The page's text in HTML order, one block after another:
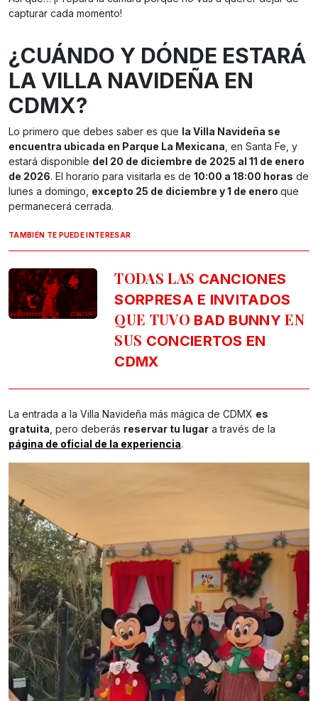
capturar cada momento!
¿CUÁNDO Y DÓNDE ESTARÁ
LA VILLA NAVIDEÑA EN
CDMX?
Lo primero que debes saber es que la Villa Navideña se
encuentra ubicada en Parque La Mexicana, en Santa Fe, y
estará disponible del 20 de diciembre de 2025 al 11 de enero
de 2026. El horario para visitarla es de 10:00 a 18:00 horas de
lunes a domingo, excepto 25 de diciembre y 1 de enero que
permanecerá cerrada.
TAMBIÉN TE PUEDE INTERESAR
TODAS LAS CANCIONES
SORPRESA E INVITADOS
QUE TUVO BAD BUNNY EN
SUS CONCIERTOS EN
CDMX
La entrada a la Villa Navideña más mágica de CDMX es
gratuita, pero deberás reservar tu lugar a través de la
página de oficial de la experiencia.